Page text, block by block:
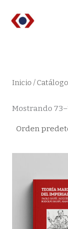
Inicio / Catálogo
Mostrando